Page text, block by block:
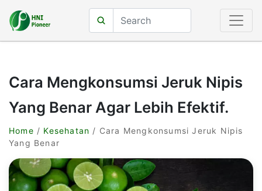
Cara Mengkonsumsi Jeruk Nipis
Yang Benar Agar Lebih Efektif.
Home / Kesehatan / Cara Mengkonsumsi Jeruk Nipis
Yang Benar